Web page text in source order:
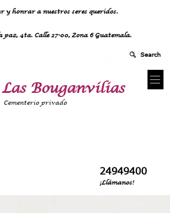
y honrar a nuestros seres queridos.
4ta. Calle 27-00, Zona 6 Guatemala.
Las Bouganvilias
Cementerio privado
24949400
¡Llámanos!